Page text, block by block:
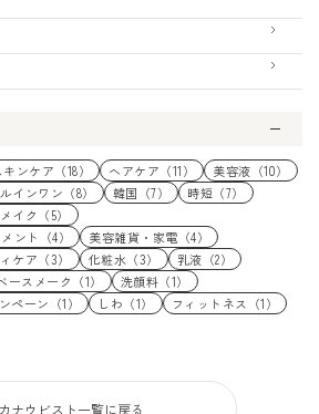
キンケア（18） ヘアケア（11）
美容液（10）
インワン（8） 韓国（7）
時短（7）
イク（5）
ント（4）
美容雑貨・家電（4）
ケア（3） 化粧水（3）
乳液（2）
ースメーク（1）
洗顔料（1）
ペーン（1） しわ（1） フィットネス（1）